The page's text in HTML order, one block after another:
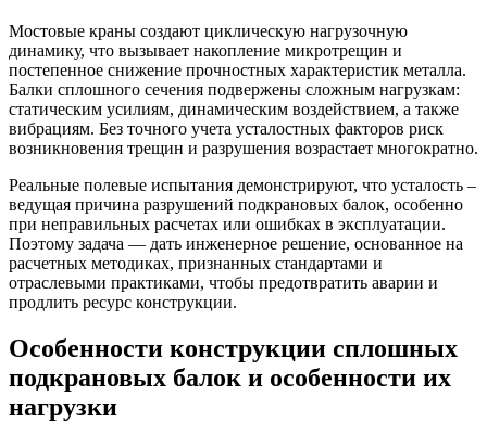
Мостовые краны создают циклическую нагрузочную
динамику, что вызывает накопление микротрещин и
постепенное снижение прочностных характеристик металла.
Балки сплошного сечения подвержены сложным нагрузкам:
статическим усилиям, динамическим воздействием, а также
вибрациям. Без точного учета усталостных факторов риск
возникновения трещин и разрушения возрастает многократно.
Реальные полевые испытания демонстрируют, что усталость –
ведущая причина разрушений подкрановых балок, особенно
при неправильных расчетах или ошибках в эксплуатации.
Поэтому задача — дать инженерное решение, основанное на
расчетных методиках, признанных стандартами и
отраслевыми практиками, чтобы предотвратить аварии и
продлить ресурс конструкции.
Особенности конструкции сплошных
подкрановых балок и особенности их
нагрузки